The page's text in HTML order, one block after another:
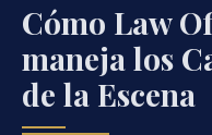
Cómo Law
maneja los
de la Escena